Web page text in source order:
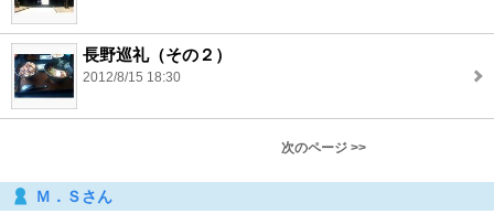
長野巡礼（その２）
2012/8/15 18:30
次のページ >>
Ｍ．Ｓさん